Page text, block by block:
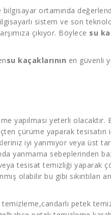
ortamında
sistem ve son
çıkıyor. Böylece su
su kaçaklarının en güvenli
yapılması yeterli olacaktır.
çürüme yaparak tesisatın
iyi yanmıyor veya üst
yanmama sebeplerinden
tesisat temizliği yaparak
olabilir bu gibi sıkıntıları
,candarlı petek